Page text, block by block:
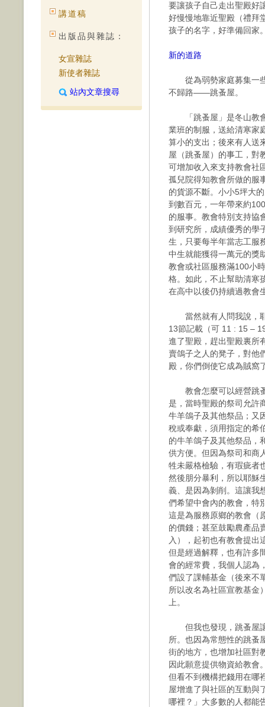
講道稿
出版品與雜誌：
女宣雜誌
新使者雜誌
站內文章搜尋
要讓孩子自己走出聖殿好
好慢慢地靠近聖殿（禮拜
孩子的名字，好準備回家
新的道路
從為弱勢家庭募集一些
不歸路——跳蚤屋。
「跳蚤屋」是冬山教會
業班的制服，送給清寒家
算小的支出；後來有人送
屋（跳蚤屋）的事工，對
可增加收入來支持教會社
孤兒院得知教會所做的服
的貨源不斷。小小5坪大
到數百元，一年帶來約
的服事。教會特別支持協
到研究所，成績優秀的學
生，只要每半年當志工服
中生就能獲得一萬元的獎
教會或社區服務滿100小
格。如此，不止幫助清寒
在高中以後仍持續過教會
當然就有人問我說，耶
13節記載（可 11 : 15 –
進了聖殿，趕出聖殿裏所
賣鴿子之人的凳子，對他
殿，你們倒使它成為賊窩
教會怎麼可以經營跳蚤
是，當時聖殿的祭司允許
牛羊鴿子及其他祭品；又
稅或奉獻，須用指定的希
的牛羊鴿子及其他祭品，
供方便。但因為祭司和商
牲未嚴格檢驗，有瑕疵者
然後朋分暴利，所以耶穌
義、是因為剝削。這讓我
們希望中會內的教會，特
這是為服務原鄉的教會（
的價錢；甚至鼓勵農產品
入），起初也有教會提出
但是經過解釋，也有許多
會的經常費，我個人認為
們設了課輔基金（後來不
所以改名為社區宣教基金
上。
但我也發現，跳蚤屋讓
所。也因為常態性的跳蚤
街的地方，也增加社區對
因此願意提供物資給教會
但看不到機構把錢用在哪
屋增進了與社區的互動與
哪裡？」大多數的人都能